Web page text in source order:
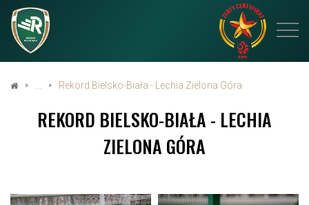
Rekord Bielsko-Biała - Lechia Zielona Góra
REKORD BIELSKO-BIAŁA - LECHIA
ZIELONA GÓRA